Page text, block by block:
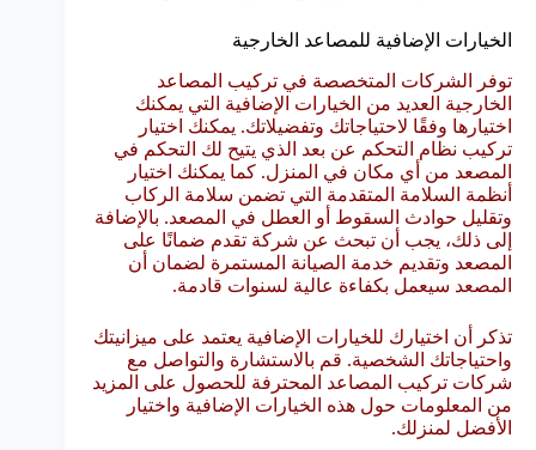
الخيارات الإضافية للمصاعد الخارجية
توفر الشركات المتخصصة في تركيب المصاعد
الخارجية العديد من الخيارات الإضافية التي يمكنك
اختيارها وفقًا لاحتياجاتك وتفضيلاتك. يمكنك اختيار
تركيب نظام التحكم عن بعد الذي يتيح لك التحكم في
المصعد من أي مكان في المنزل. كما يمكنك اختيار
أنظمة السلامة المتقدمة التي تضمن سلامة الركاب
وتقليل حوادث السقوط أو العطل في المصعد. بالإضافة
إلى ذلك، يجب أن تبحث عن شركة تقدم ضمانًا على
المصعد وتقديم خدمة الصيانة المستمرة لضمان أن
المصعد سيعمل بكفاءة عالية لسنوات قادمة.
تذكر أن اختيارك للخيارات الإضافية يعتمد على ميزانيتك
واحتياجاتك الشخصية. قم بالاستشارة والتواصل مع
شركات تركيب المصاعد المحترفة للحصول على المزيد
من المعلومات حول هذه الخيارات الإضافية واختيار
الأفضل لمنزلك.